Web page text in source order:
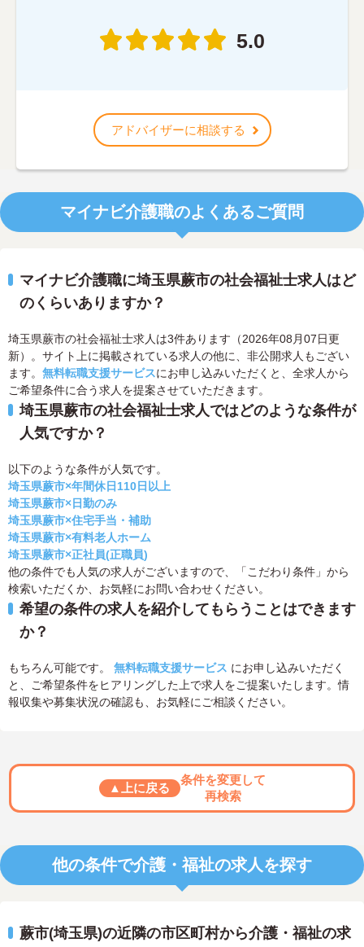
5.0
アドバイザーに相談する
マイナビ介護職のよくあるご質問
マイナビ介護職に埼玉県蕨市の社会福祉士求人はど
のくらいありますか？
埼玉県蕨市の社会福祉士求人は3件あります（2026年08月07日更
新）。サイト上に掲載されている求人の他に、非公開求人もござい
ます。 無料転職支援サービスにお申し込みいただくと、全求人から
ご希望条件に合う求人を提案させていただきます。
埼玉県蕨市の社会福祉士求人ではどのような条件が
人気ですか？
以下のような条件が人気です。
埼玉県蕨市×年間休日110日以上
埼玉県蕨市×日勤のみ
埼玉県蕨市×住宅手当・補助
埼玉県蕨市×有料老人ホーム
埼玉県蕨市×正社員(正職員)
他の条件でも人気の求人がございますので、「こだわり条件」から
検索いただくか、お気軽にお問い合わせください。
希望の条件の求人を紹介してもらうことはできます
か？
もちろん可能です。 無料転職支援サービス にお申し込みいただく
と、ご希望条件をヒアリングした上で求人をご提案いたします。情
報収集や募集状況の確認も、お気軽にご相談ください。
▲上に戻る
条件を変更して
再検索
他の条件で介護・福祉の求人を探す
蕨市(埼玉県)の近隣の市区町村から介護・福祉の求